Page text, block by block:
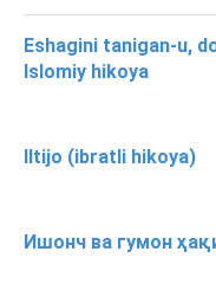
Eshagini tanigan-u,
Islomiy hikoya
Iltijo (ibratli hikoya)
Ишонч ва гумон